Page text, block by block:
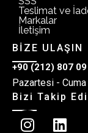
Teslimat ve
Markalar
İletişim
BİZE ULAŞIN
+90 (212) 807
Pazartesi -
Bizi Takip